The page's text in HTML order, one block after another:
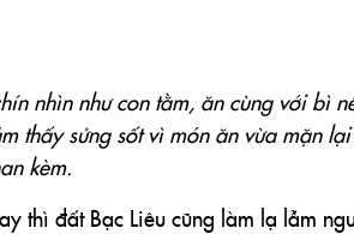
nhìn như con tằm, ăn cùng với bì
thấy sửng sốt vì món ăn vừa mặn
kèm.
thì đất Bạc Liêu cũng làm lạ lẫm